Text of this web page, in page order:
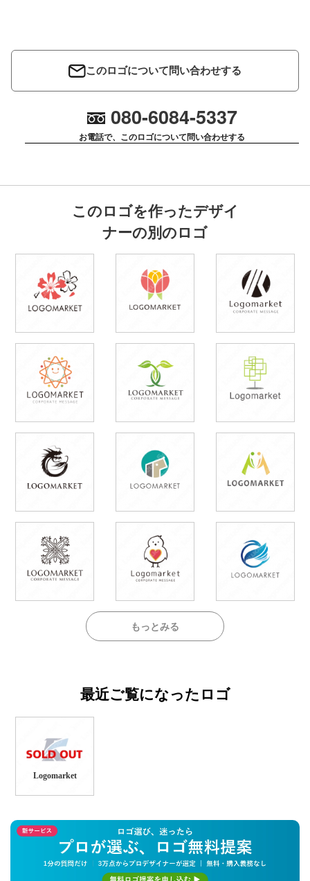
このロゴについて問い合わせする
080-6084-5337
お電話で、このロゴについて問い合わせする
このロゴを作ったデザイ
ナーの別のロゴ
もっとみる
最近ご覧になったロゴ
Logomarket